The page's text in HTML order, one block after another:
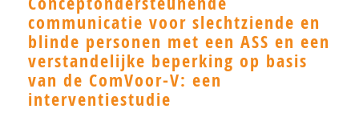
Yulius)
J.H.W. (Jorgen) Mous
PhD* | Instituut voor Psychologie
communicatie voor slechtziende en
blinde personen met een ASS en een
verstandelijke beperking op basis
van de ComVoor-V: een
interventiestudie